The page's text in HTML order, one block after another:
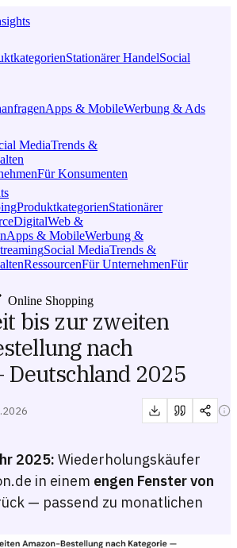
Stationärer HandelSocial
Apps & MobileWerbung & Ads
MediaTrends &
Für Konsumenten
ProduktkategorienStationärer
DigitalWeb &
Apps & MobileWerbung &
Social MediaTrends &
RessourcenFür UnternehmenFür
Online Shopping
bis zur zweiten
nach
Deutschland 2025
2025: Wiederholungskäufer
in einem engen Fenster von
— passend zu monatlichen
Amazon-Bestellung nach Kategorie —
Anzahl von Tagen zwischen erster